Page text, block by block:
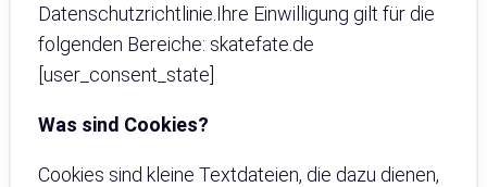
Datenschutzrichtlinie.Ihre Einwilligung gilt für die
folgenden Bereiche: skatefate.de
[user_consent_state]
Was sind Cookies?
Cookies sind kleine Textdateien, die dazu dienen,